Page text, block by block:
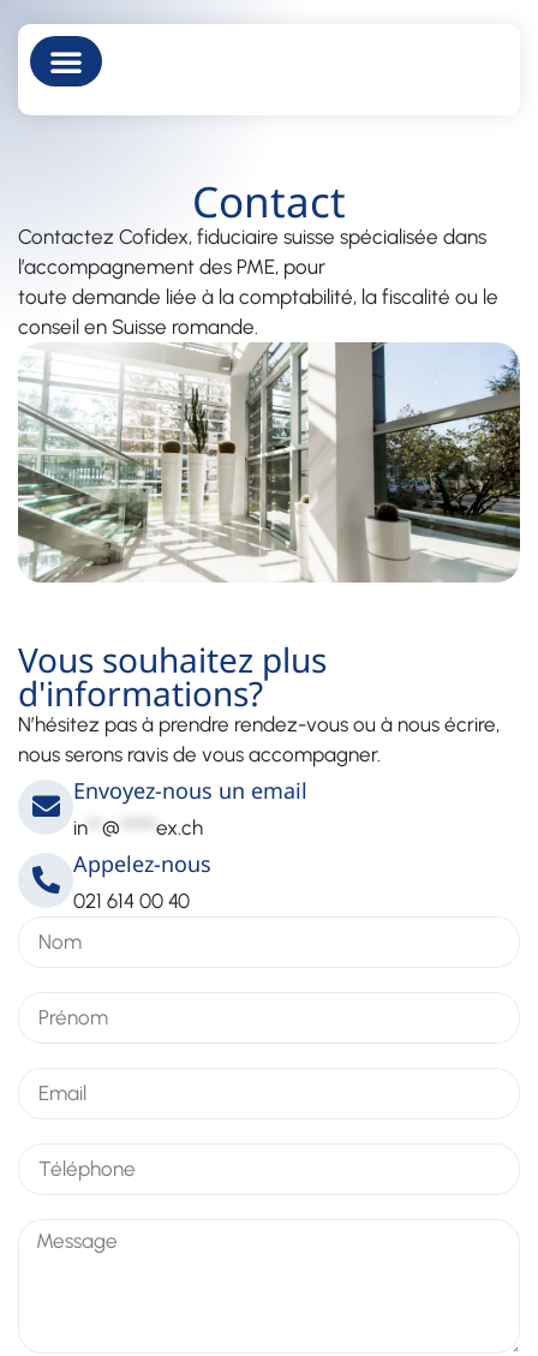
Contact
Contactez Cofidex, fiduciaire suisse spécialisée dans
l’accompagnement des PME, pour
toute demande liée à la comptabilité, la fiscalité ou le
conseil en Suisse romande.
Vous souhaitez plus
d'informations?
N’hésitez pas à prendre rendez-vous ou à nous écrire,
nous serons ravis de vous accompagner.
Envoyez-nous un email
in @ ***** ex.ch
Appelez-nous
021 614 00 40